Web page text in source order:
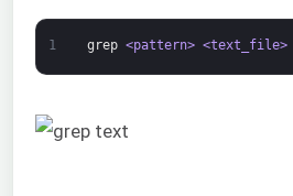
1 grep <pattern> <text_file>